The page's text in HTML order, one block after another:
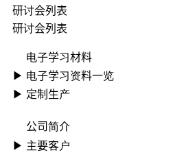
研讨会列表
研讨会列表
电子学习材料
▶ ︎电子学习资料一览
▶ 定制生产
公司简介
▶ ︎主要客户